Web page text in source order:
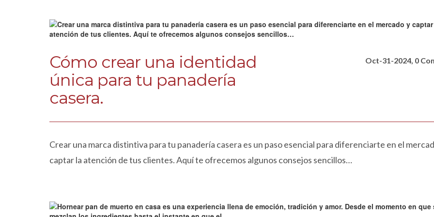
Cómo crear una identidad
única para tu panadería
casera.
Oct-31-2024, 0
Crear una marca distintiva para tu panadería casera es un paso esencial para diferenciarte en el
captar la atención de tus clientes. Aquí te ofrecemos algunos consejos sencillos…